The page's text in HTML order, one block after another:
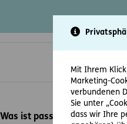
Mit Ihrem
Marketing-
verbundenen
Sie unter
dass wir Ihre
Was ist passiert?